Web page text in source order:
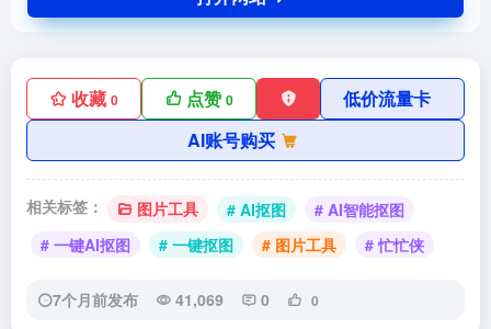
收藏 0 点赞0
低价流量卡
AI账号购买
相关标签： 图片工具 # AI抠图
# AI智能抠图
# 一键AI抠图
# 一键抠图 # 图片工具 # 忙忙侠
7个月前发布 41,069 0 0